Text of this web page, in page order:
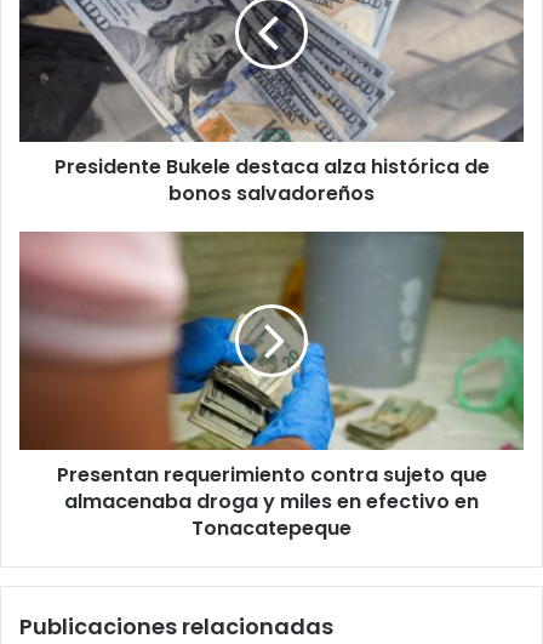
alza
histórica
de
bonos
salvadoreños
Presidente Bukele destaca alza histórica de
bonos salvadoreños
requerimiento
sujeto
que
almacenaba
miles
efectivo
Presentan requerimiento contra sujeto que
almacenaba droga y miles en efectivo en
Tonacatepeque
Publicaciones relacionadas